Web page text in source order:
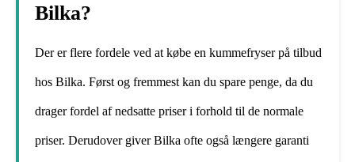
Bilka?
Der er flere fordele ved at købe en kummefryser på tilbud
hos Bilka. Først og fremmest kan du spare penge, da du
drager fordel af nedsatte priser i forhold til de normale
priser. Derudover giver Bilka ofte også længere garanti